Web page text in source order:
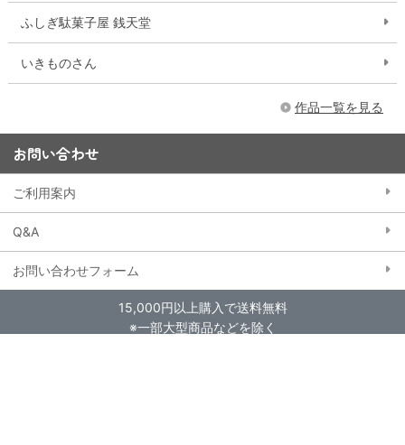
ふしぎ駄菓子屋 銭天堂
いきものさん
作品一覧を見る
お問い合わせ
ご利用案内
Q&A
お問い合わせフォーム
15,000円以上購入で送料無料
※一部大型商品などを除く